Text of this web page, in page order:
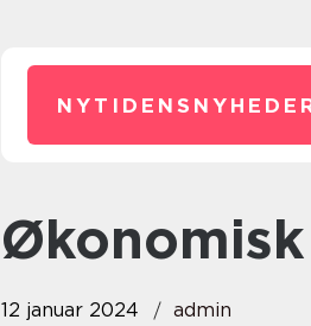
12 januar 2024 admin